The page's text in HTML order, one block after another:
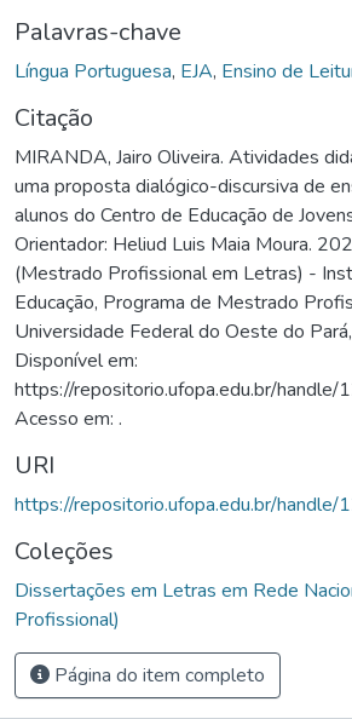
Palavras-chave
Língua Portuguesa, EJA, Ensino de
Citação
MIRANDA, Jairo Oliveira. Atividades
uma proposta dialógico-discursiva de
alunos do Centro de Educação de
Orientador: Heliud Luis Maia Moura.
(Mestrado Profissional em Letras) -
Educação, Programa de Mestrado
Universidade Federal do Oeste do
Disponível em:
https://repositorio.ufopa.edu.br/
Acesso em: .
URI
https://repositorio.ufopa.edu.br/
Coleções
Dissertações em Letras em Rede
Profissional)
Página do item completo